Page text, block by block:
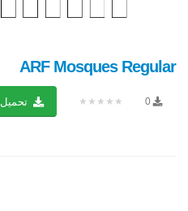
ARF Mosques Regular
0
★★★★★ تحميل